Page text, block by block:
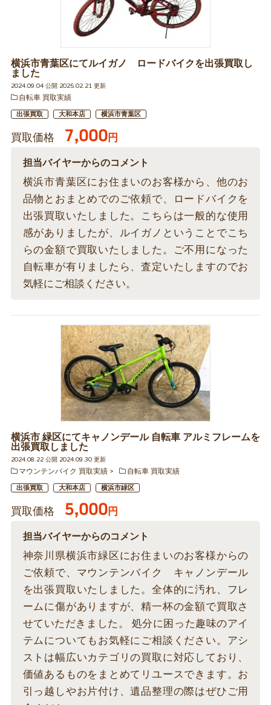
横浜市青葉区にてルイガノ ロードバイクを出張買取し
ました
2024.09.04 公開 2025.02.21 更新
自転車 買取実績
出張買取 大和本店 横浜市青葉区
買取価格 7,000円
担当バイヤーからのコメント
横浜市青葉区にお住まいのお客様から、他のお
品物とおまとめでのご依頼で、ロードバイクを
出張買取いたしました。こちらは一般的な使用
感がありましたが、ルイガノということでこち
らの金額で買取いたしました。ご不用になった
自転車が有りましたら、査定いたしますのでお
気軽にご相談ください。
横浜市 緑区にてキャノンデール 自転車 アルミフレームを
出張買取しました
2024.08.22 公開 2024.09.30 更新
マウンテンバイク 買取実績
自転車 買取実績
出張買取 大和本店 横浜市緑区
買取価格 5,000円
担当バイヤーからのコメント
神奈川県横浜市緑区にお住まいのお客様からの
ご依頼で、マウンテンバイク キャノンデール
を出張買取いたしました。全体的に汚れ、フレ
ームに傷がありますが、精一杯の金額で買取さ
せていただきました。 処分に困った趣味のアイ
テムについてもお気軽にご相談ください。アシ
ストは幅広いカテゴリの買取に対応しており、
価値あるものをまとめてリユースできます。お
引っ越しやお片付け、遺品整理の際はぜひご用